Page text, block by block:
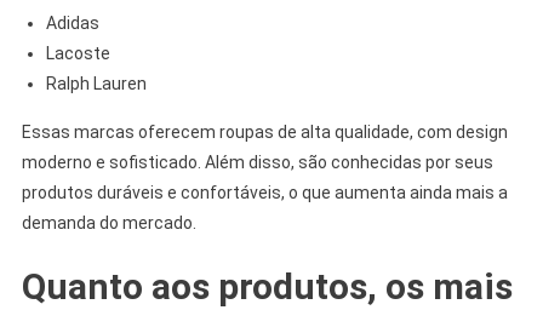
Adidas
Lacoste
Ralph Lauren
Essas marcas oferecem roupas de alta qualidade, com design
moderno e sofisticado. Além disso, são conhecidas por seus
produtos duráveis e confortáveis, o que aumenta ainda mais a
demanda do mercado.
Quanto aos produtos, os mais